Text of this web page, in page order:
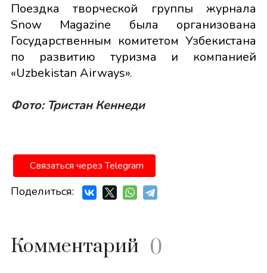
Поездка творческой группы журнала
Snow Magazine была организована
Государственным комитетом Узбекистана
по развитию туризма и компанией
«Uzbekistan Airways».
Фото: Тристан Кеннеди
Связаться через Telegram
Поделиться:
Комментарий 0